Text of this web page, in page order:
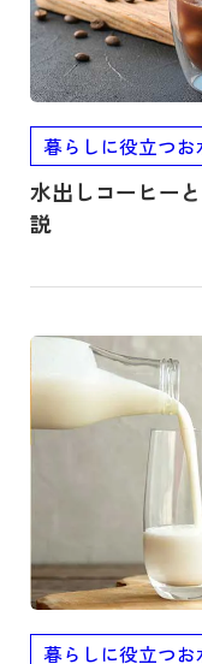
暮らしに役立つお
水出しコーヒー
説
暮らしに役立つお
記事を読む